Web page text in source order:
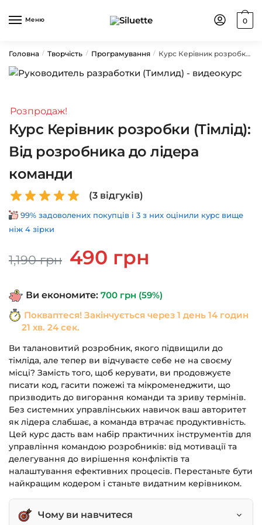
Меню 0
Головна / Творчість / Програмування / Курс Керівник розробки (Тімлід): Від розробника до лідера команди
Розпродаж!
Курс Керівник розробки (Тімлід):
Від розробника до лідера
команди
(3відгуків)
99% задоволених покупців і 3 з них оцінили курс вище
ніж 4 зірки
1,190грн
Оригінальна
ціна:
490 грн
Ви економите: 700 грн (59%)
Покваптеся! Закінчується через 1 день 14 годин
21 хв. 23 сек.
Ви талановитий розробник, якого підвищили до
тімліда, але тепер ви відчуваєте себе не на своєму
місці? Замість того, щоб керувати, ви продовжуєте
писати код, гасити пожежі та мікроменеджити, що
призводить до вигорання команди та зриву термінів.
Без системних управлінських навичок ваш авторитет
як лідера слабшає, а команда втрачає продуктивність.
Цей курс дасть вам набір практичних інструментів для
управління командою розробників: від мотивації та
делегування до вирішення конфліктів та
налаштування ефективних процесів. Перестаньте бути
найкращим кодером і станьте видатним керівником.
Чому ви навчитеся